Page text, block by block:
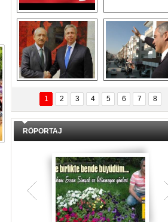
Asla Yalnız
Yürümeyeceksin
Uzun Adam
FİLMLERİNİ
ARATMAYAN
TANITIM
DAL İÇERİ ZÜBÜK!
ERCAN
GÖLBAŞI'NDA
KASIRGA
YARATTI !
1 2 3 4 5 6 7 8
RÖPORTAJ